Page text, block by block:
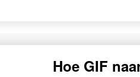
Hoe GIF